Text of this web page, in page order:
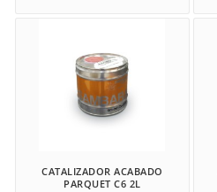
CATALIZADOR ACABADO
PARQUET C6 2L